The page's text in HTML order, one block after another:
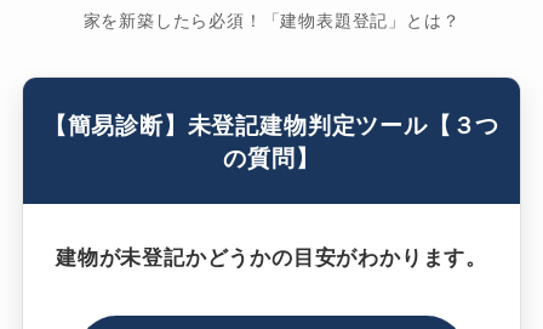
家を新築したら必須！「建物表題登記」とは？
【簡易診断】未登記建物判定ツール【３つ
の質問】
建物が未登記かどうかの目安がわかります。